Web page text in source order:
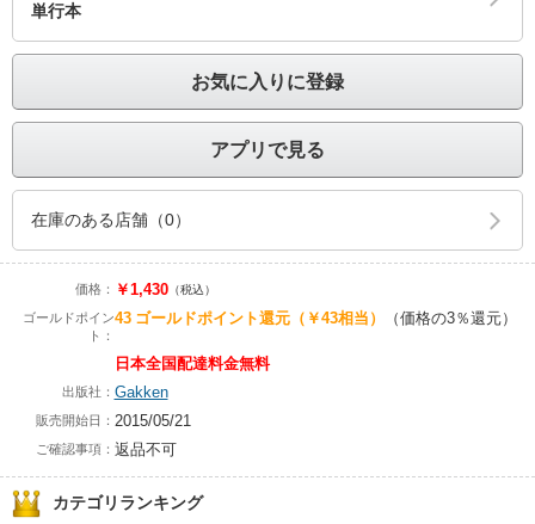
単行本
お気に入りに登録
アプリで見る
在庫のある店舗（0）
価格： ￥1,430（税込）
ゴールドポイン
ト：
43 ゴールドポイント還元（￥43相当） （価格の3％還元）
日本全国配達料金無料
出版社： Gakken
販売開始日： 2015/05/21
ご確認事項： 返品不可
カテゴリランキング